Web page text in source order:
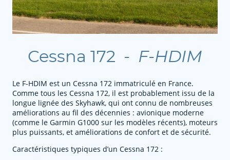
Cessna 172 - F-HDIM
Le F-HDIM est un Cessna 172 immatriculé en France.
Comme tous les Cessna 172, il est probablement issu de la
longue lignée des Skyhawk, qui ont connu de nombreuses
améliorations au fil des décennies : avionique moderne
(comme le Garmin G1000 sur les modèles récents), moteurs
plus puissants, et améliorations de confort et de sécurité.
Caractéristiques typiques d’un Cessna 172 :